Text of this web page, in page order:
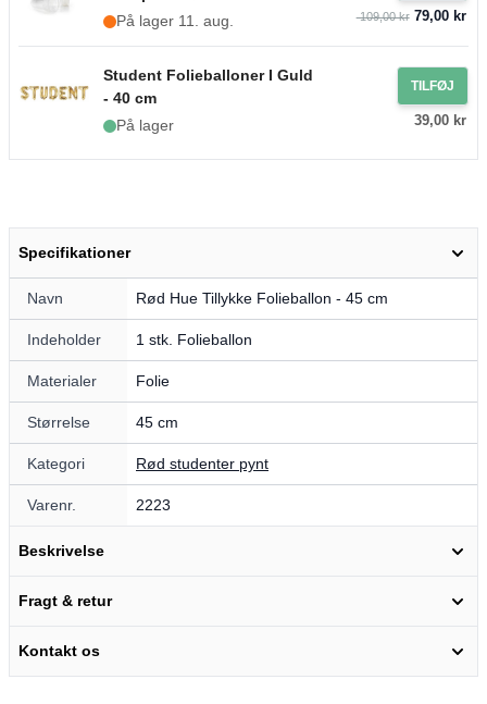
På lager 11. aug.
109,00 kr79,00 kr
Student Folieballoner I Guld
- 40 cm
På lager
TILFØJ
39,00 kr
Specifikationer
Navn Rød Hue Tillykke Folieballon - 45 cm
Indeholder 1 stk. Folieballon
Materialer Folie
Størrelse 45 cm
Kategori Rød studenter pynt
Varenr. 2223
Beskrivelse
Fragt & retur
Kontakt os